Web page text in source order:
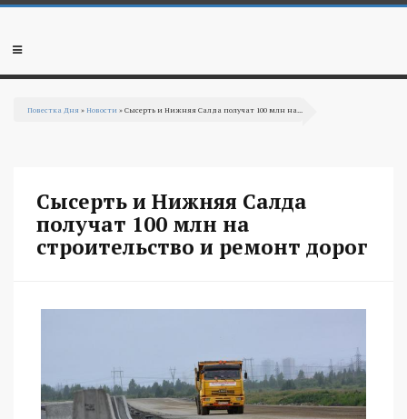
Перейти к основному содержанию
Мобильное
Повестка Дня »Новости » Сысерть и Нижняя Салда получат 100 млн на...
Сысерть и Нижняя Салда
получат 100 млн на
строительство и ремонт дорог